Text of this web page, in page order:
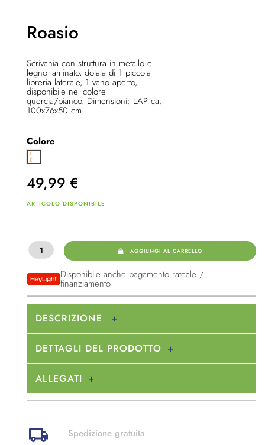
Roasio
Scrivania con struttura in metallo e
legno laminato, dotata di 1 piccola
libreria laterale, 1 vano aperto,
disponibile nel colore
quercia/bianco. Dimensioni: LAP ca.
100x76x50 cm.
Colore
49,99 €
ARTICOLO DISPONIBILE
AGGIUNGI AL CARRELLO
Disponibile anche pagamento rateale /
finanziamento
DESCRIZIONE
DETTAGLI DEL PRODOTTO
ALLEGATI
Spedizione gratuita